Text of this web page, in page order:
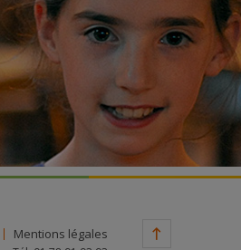
Mentions légales